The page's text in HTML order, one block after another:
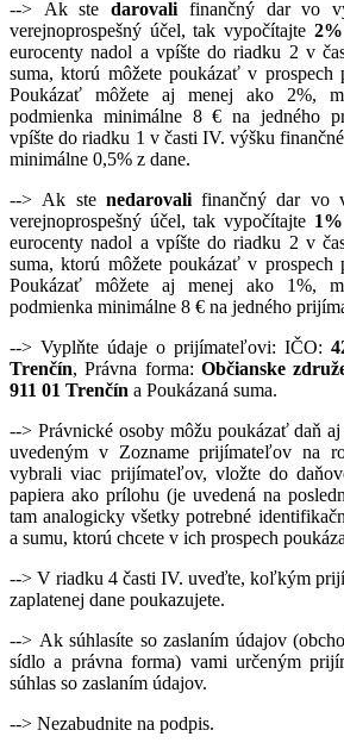
--> Ak stedarovali finančný dar vo
verejnoprospešný účel, tak vypočítajte 2%
eurocenty nadol a vpíšte do riadku 2 v
suma, ktorú môžete poukázať v prospech
Poukázať môžete aj menej ako 2%,
podmienka minimálne 8 € na jedného
vpíšte do riadku 1 v časti IV. výšku
minimálne 0,5% z dane.
--> Ak ste nedarovalifinančný dar vo
verejnoprospešný účel, tak vypočítajte 1%
eurocenty nadol a vpíšte do riadku 2 v
suma, ktorú môžete poukázať v prospech
Poukázať môžete aj menej ako 1%,
podmienka minimálne 8 € na jedného
--> Vyplňte údaje o prijímateľovi: IČO:
Trenčín, Právna forma: Občianske
911 01 Trenčín a Poukázaná suma.
--> Právnické osoby môžu poukázať daň
uvedeným v Zozname prijímateľov na
vybrali viac prijímateľov, vložte do
papiera ako prílohu (je uvedená na
tam analogicky všetky potrebné
a sumu, ktorú chcete v ich prospech
--> V riadku 4 časti IV. uveďte, koľkým
zaplatenej dane poukazujete.
--> Ak súhlasíte so zaslaním údajov
sídlo a právna forma) vami určeným
súhlas so zaslaním údajov.
--> Nezabudnite na podpis.